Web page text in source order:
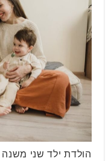
הולדת ילד שני